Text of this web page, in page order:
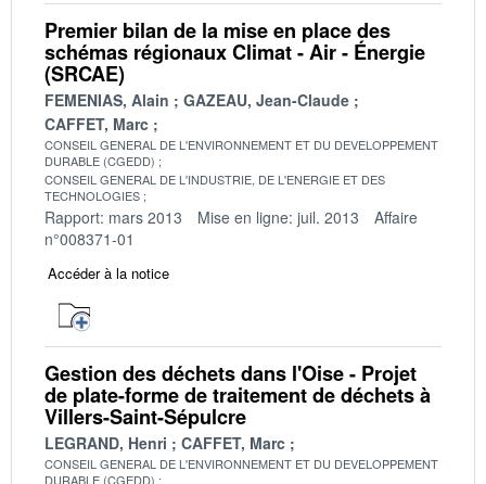
Premier bilan de la mise en place des
schémas régionaux Climat - Air - Énergie
(SRCAE)
FEMENIAS, Alain
GAZEAU, Jean-Claude
CAFFET, Marc
CONSEIL GENERAL DE L'ENVIRONNEMENT ET DU DEVELOPPEMENT
DURABLE (CGEDD)
CONSEIL GENERAL DE L'INDUSTRIE, DE L'ENERGIE ET DES
TECHNOLOGIES
Rapport: mars 2013 Mise en ligne: juil. 2013
Affaire
n°008371-01
Accéder à la notice
Gestion des déchets dans l'Oise - Projet
de plate-forme de traitement de déchets à
Villers-Saint-Sépulcre
LEGRAND, Henri CAFFET, Marc
CONSEIL GENERAL DE L'ENVIRONNEMENT ET DU DEVELOPPEMENT
DURABLE (CGEDD)